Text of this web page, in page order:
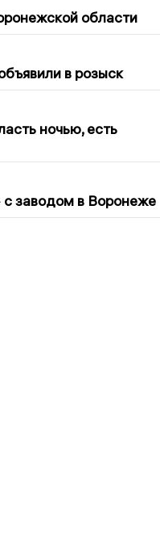
области
в розыск
ночью, есть
заводом в Воронеже